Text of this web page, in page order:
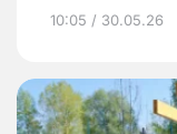
10:05 / 30.05.26